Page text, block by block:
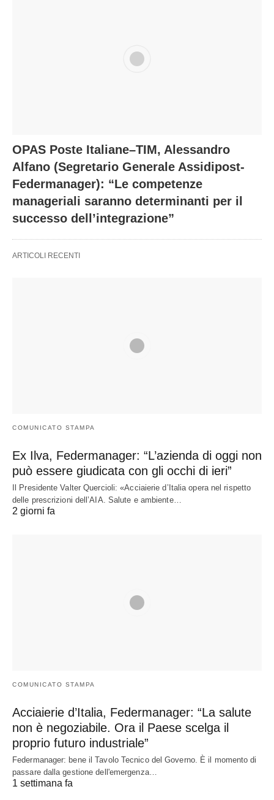
OPAS Poste Italiane–TIM, Alessandro
Alfano (Segretario Generale Assidipost-
Federmanager): “Le competenze
manageriali saranno determinanti per il
successo dell’integrazione”
ARTICOLI RECENTI
COMUNICATO STAMPA
Ex Ilva, Federmanager: “L’azienda di oggi non
può essere giudicata con gli occhi di ieri”
Il Presidente Valter Quercioli: «Acciaierie d’Italia opera nel rispetto
delle prescrizioni dell’AIA. Salute e ambiente…
2 giorni fa
COMUNICATO STAMPA
Acciaierie d’Italia, Federmanager: “La salute
non è negoziabile. Ora il Paese scelga il
proprio futuro industriale”
Federmanager: bene il Tavolo Tecnico del Governo. È il momento di
passare dalla gestione dell'emergenza…
1 settimana fa